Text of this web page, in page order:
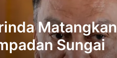
Matangkan
Sungai